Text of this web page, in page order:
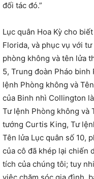
đối tác đó.”
Lục quân Hoa Kỳ cho
Florida, và phục vụ với
phòng không và tên lửa
5, Trung đoàn Pháo
lệnh Phòng không và
của Binh nhì Collington
Tư lệnh Phòng không và
tướng Curtis King, Tư
Tên lửa Lục quân số 10,
của cô đã khép lại chiến
tích của chúng tôi; tuy